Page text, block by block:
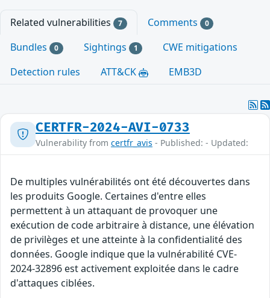
Related vulnerabilities 7 Comments 0
Bundles 0 Sightings 1
CWE mitigations
Detection rules
ATT&CK EMB3D
CERTFR-2024-AVI-0733
Vulnerability from certfr_avis - Published: - Updated:
De multiples vulnérabilités ont été découvertes dans
les produits Google. Certaines d'entre elles
permettent à un attaquant de provoquer une
exécution de code arbitraire à distance, une élévation
de privilèges et une atteinte à la confidentialité des
données. Google indique que la vulnérabilité CVE-
2024-32896 est activement exploitée dans le cadre
d'attaques ciblées.